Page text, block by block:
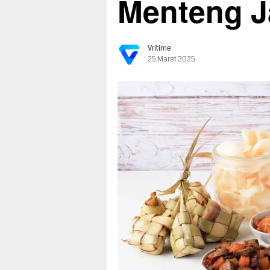
Menteng
Vritime
25 Maret 2025